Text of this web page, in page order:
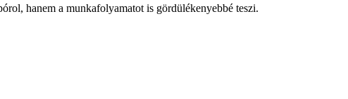
hanem a munkafolyamatot is gördülékenyebbé teszi.